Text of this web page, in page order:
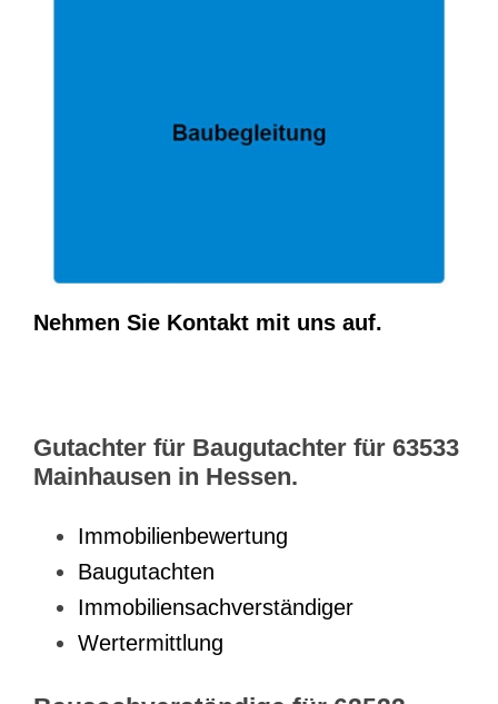
Nehmen Sie Kontakt mit uns auf.
Gutachter für Baugutachter für 63533
Mainhausen in Hessen.
Immobilienbewertung
Baugutachten
Immobiliensachverständiger
Wertermittlung